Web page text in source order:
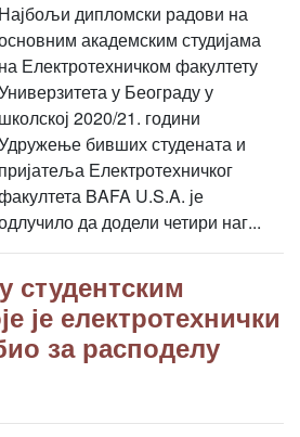
Најбољи дипломски радови на
академским студијама
на Електротехничком факултету
у Београду у
школској 2020/21. години
бивших студената и
пријатеља Електротехничког
BAFA U.S.A. је
да додели четири наг...
студентским
је електротехнички
за расподелу